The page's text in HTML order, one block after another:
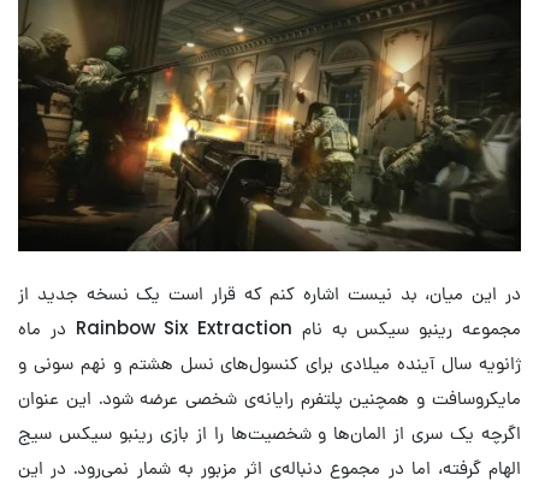
در این میان، بد نیست اشاره کنم که قرار است یک نسخه جدید از
مجموعه رینبو سیکس به نام Rainbow Six Extraction در ماه
ژانویه سال آینده میلادی برای کنسول‌های نسل هشتم و نهم سونی و
مایکروسافت و همچنین پلتفرم رایانه‌ی شخصی عرضه شود. این عنوان
اگرچه یک سری از المان‌ها و شخصیت‌ها را از بازی رینبو سیکس سیج
الهام گرفته، اما در مجموع دنباله‌ی اثر مزبور به شمار نمی‌رود. در این